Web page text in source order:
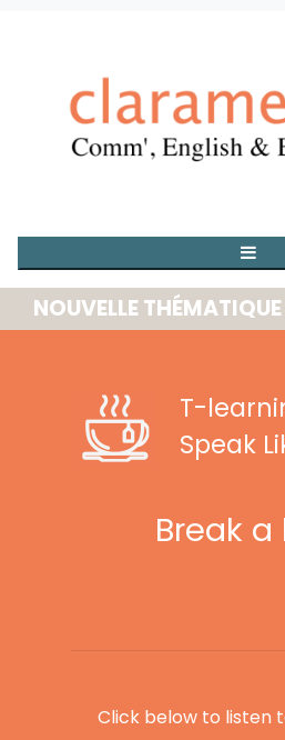
THÉMATIQUE :
T-
Speak
Break a
Click below to listen